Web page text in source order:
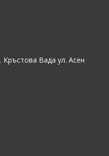
Вада ул. Асен